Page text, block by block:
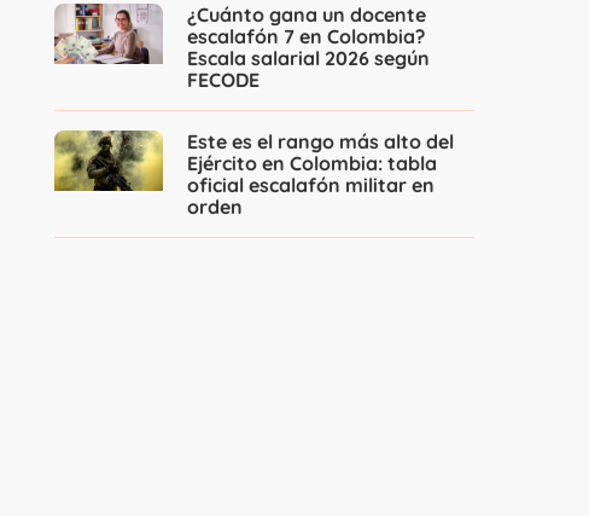
¿Cuánto gana un docente
escalafón 7 en Colombia?
Escala salarial 2026 según
FECODE
Este es el rango más alto del
Ejército en Colombia: tabla
oficial escalafón militar en
orden